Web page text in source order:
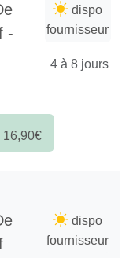
-
dispo
fournisseur
4 à 8 jours
16,90€
dispo
fournisseur